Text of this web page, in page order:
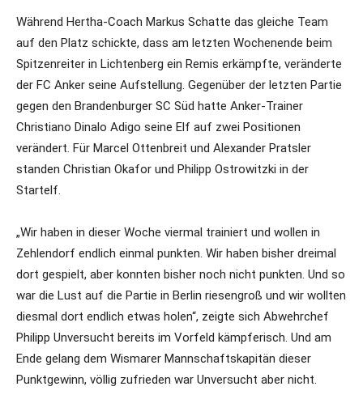
Während Hertha-Coach Markus Schatte das gleiche Team
auf den Platz schickte, dass am letzten Wochenende beim
Spitzenreiter in Lichtenberg ein Remis erkämpfte, veränderte
der FC Anker seine Aufstellung. Gegenüber der letzten Partie
gegen den Brandenburger SC Süd hatte Anker-Trainer
Christiano Dinalo Adigo seine Elf auf zwei Positionen
verändert. Für Marcel Ottenbreit und Alexander Pratsler
standen Christian Okafor und Philipp Ostrowitzki in der
Startelf.
„Wir haben in dieser Woche viermal trainiert und wollen in
Zehlendorf endlich einmal punkten. Wir haben bisher dreimal
dort gespielt, aber konnten bisher noch nicht punkten. Und so
war die Lust auf die Partie in Berlin riesengroß und wir wollten
diesmal dort endlich etwas holen“, zeigte sich Abwehrchef
Philipp Unversucht bereits im Vorfeld kämpferisch. Und am
Ende gelang dem Wismarer Mannschaftskapitän dieser
Punktgewinn, völlig zufrieden war Unversucht aber nicht.